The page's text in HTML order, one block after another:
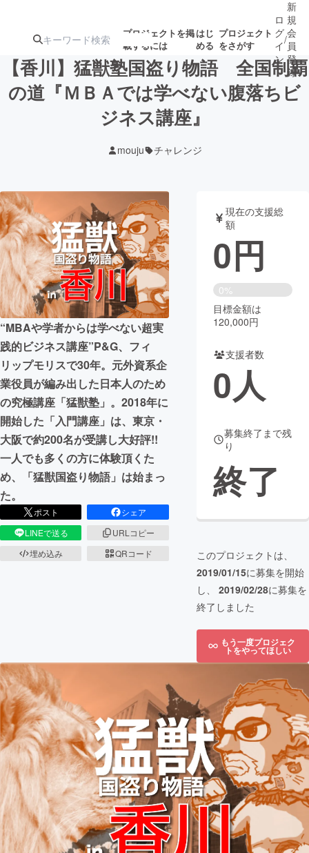
プロジェクトを掲
載するには
はじ
める
プロジェクト
をさがす
注目の新着プロ募集終了が近いプ
テクノロジー・ガジェット
映像・映画 書籍・雑誌
ビジネス・起業 チャレンジ
まちづくり・地域活性化
CAMPFIRE for Social Good
CAMPFIRE Creation
CAMPFIREふるさと納税machi-ya コミュニティ
ロ
グ
イ
ン
/
新
規
会
員
登
録
【香川】猛獣塾国盗り物語 全国制覇
の道『ＭＢＡでは学べない腹落ちビ
ジネス講座』
mouju チャレンジ
“MBAや学者からは学べない超実
践的ビジネス講座”P&G、フィ
リップモリスで30年。元外資系企
業役員が編み出した​日本人のため
の究極講座「猛獣塾」。​2018年に
開始した「入門講座」は、東京・
大阪で約200名が受講し大好評!!
一人でも多くの方に体験頂くた
め、「猛獣国盗り物語」は始まっ
た。
ポスト
シェア
LINEで送る
URLコピー
埋め込み
QRコード
現在の支援総
額
0円
0%
目標金額は
120,000円
支援者数
0人
募集終了まで残
り
終了
このプロジェクトは、
2019/01/15に募集を開始
し、 2019/02/28に募集を
終了しました
もう一度プロジェク
トをやってほしい